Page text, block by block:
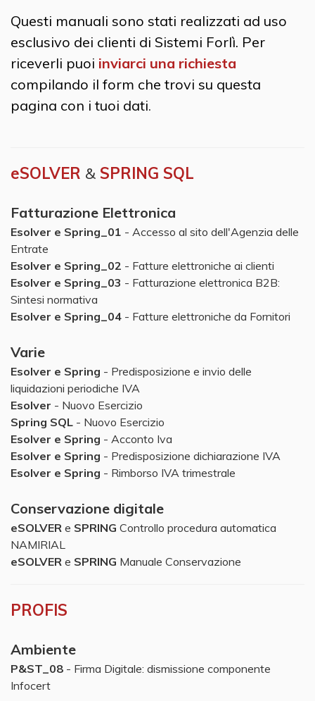
Questi manuali sono stati realizzati ad uso
esclusivo dei clienti di Sistemi Forlì. Per
riceverli puoi inviarci una richiesta
compilando il form che trovi su questa
pagina con i tuoi dati.
eSOLVER & SPRING SQL
Fatturazione Elettronica
Esolver e Spring_01 - Accesso al sito dell'Agenzia delle
Entrate
Esolver e Spring_02 - Fatture elettroniche ai clienti
Esolver e Spring_03 - Fatturazione elettronica B2B:
Sintesi normativa
Esolver e Spring_04 - Fatture elettroniche da Fornitori
Varie
Esolver e Spring - Predisposizione e invio delle
liquidazioni periodiche IVA
Esolver - Nuovo Esercizio
Spring SQL - Nuovo Esercizio
Esolver e Spring - Acconto Iva
Esolver e Spring - Predisposizione dichiarazione IVA
Esolver e Spring - Rimborso IVA trimestrale
Conservazione digitale
eSOLVER e SPRING Controllo procedura automatica
NAMIRIAL
eSOLVER e SPRING Manuale Conservazione
PROFIS
Ambiente
P&ST_08 - Firma Digitale: dismissione componente
Infocert